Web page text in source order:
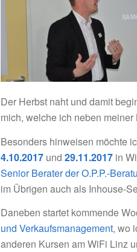
Der Herbst naht und damit
mich, welche ich neben
Besonders hinweisen möchte
4.10.2017 und 29.11.2017 in
Senior Berater der O.P.P.-
im Übrigen auch als Inhouse-
Daneben startet kommende
und Verkaufsmanagement, wo
anderen Kursen am WiFi Linz